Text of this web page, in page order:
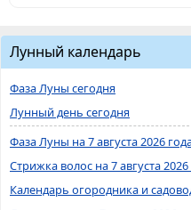
Лунный календарь
Фаза Луны сегодня
Лунный день сегодня
Фаза Луны на 7 августа 2026
Стрижка волос на 7 августа 2026
Календарь огородника и